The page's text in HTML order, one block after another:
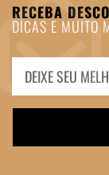
RECEBA
DICAS E MUITO